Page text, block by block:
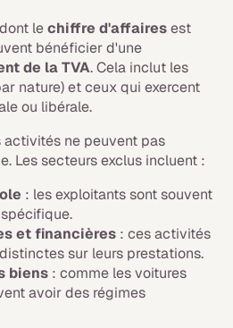
lechiffre d'affairesest
bénéficier d'une
de la TVA. Cela inclut les
nature) et ceux qui exercent
ou libérale.
activités ne peuvent pas
Les secteurs exclus incluent :
: les exploitants sont souvent
et financières : ces activités
sur leurs prestations.
biens : comme les voitures
avoir des régimes